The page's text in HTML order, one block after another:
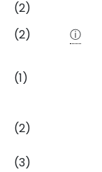
(2)
(2)
ⓘ
(1)
(2)
(3)